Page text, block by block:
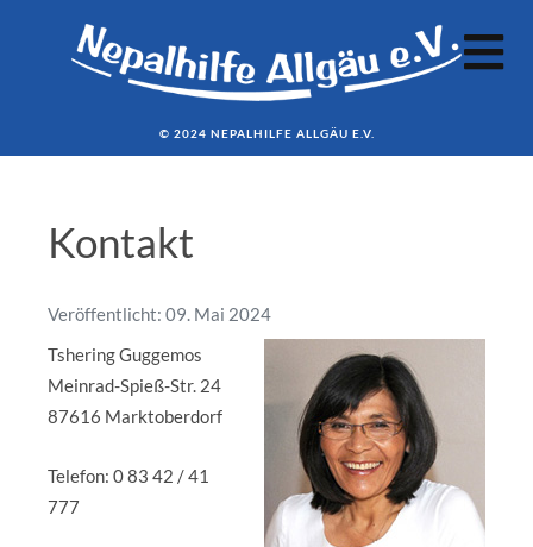
© 2024 NEPALHILFE ALLGÄU E.V.
Kontakt
Veröffentlicht: 09. Mai 2024
Tshering Guggemos
Meinrad-Spieß-Str. 24
87616 Marktoberdorf
Telefon: 0 83 42 / 41
777